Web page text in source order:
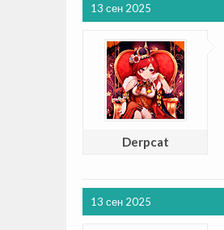
13 сен 2025
Derpcat
13 сен 2025